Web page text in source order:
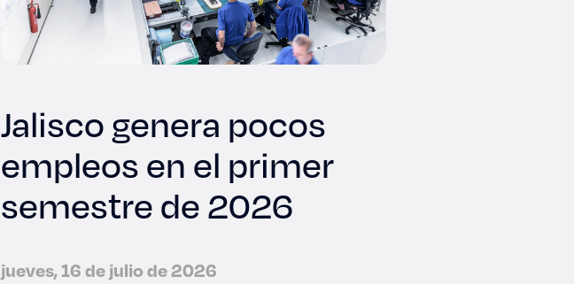
Jalisco genera pocos
empleos en el primer
semestre de 2026
jueves, 16 de julio de 2026